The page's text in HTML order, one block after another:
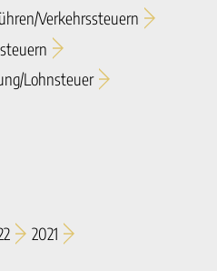
verkehrssteuern
lohnsteuer
2021